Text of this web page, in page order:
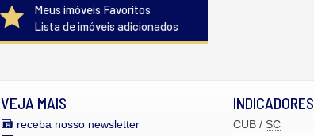
Meus imóveis Favoritos
Lista de imóveis adicionados
VEJA MAIS
receba nosso newsletter
INDICADORES
CUB / SC